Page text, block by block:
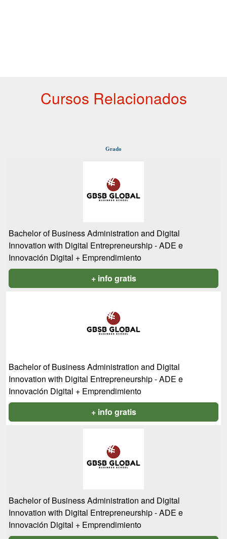
Cursos Relacionados
Grado
Bachelor of Business Administration and Digital
Innovation with Digital Entrepreneurship - ADE e
Innovación Digital + Emprendimiento
+ info gratis
Bachelor of Business Administration and Digital
Innovation with Digital Entrepreneurship - ADE e
Innovación Digital + Emprendimiento
+ info gratis
Bachelor of Business Administration and Digital
Innovation with Digital Entrepreneurship - ADE e
Innovación Digital + Emprendimiento